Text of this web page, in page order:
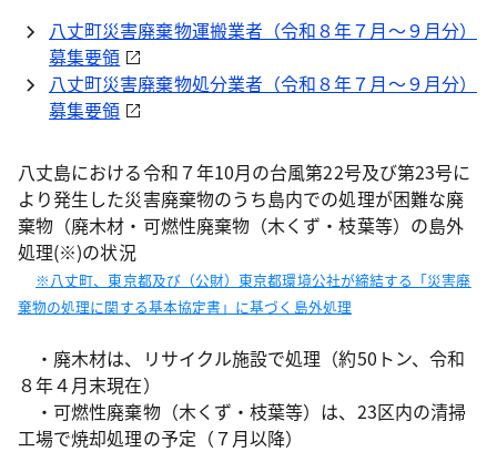
八丈町災害廃棄物運搬業者（令和８年７月～９月分）
募集要領
八丈町災害廃棄物処分業者（令和８年７月～９月分）
募集要領
八丈島における令和７年10月の台風第22号及び第23号に
より発生した災害廃棄物のうち島内での処理が困難な廃
棄物（廃木材・可燃性廃棄物（木くず・枝葉等）の島外
処理(※)の状況
※八丈町、東京都及び（公財）東京都環境公社が締結する「災害廃
棄物の処理に関する基本協定書」に基づく島外処理
・廃木材は、リサイクル施設で処理（約50トン、令和
８年４月末現在）
・可燃性廃棄物（木くず・枝葉等）は、23区内の清掃
工場で焼却処理の予定（７月以降）